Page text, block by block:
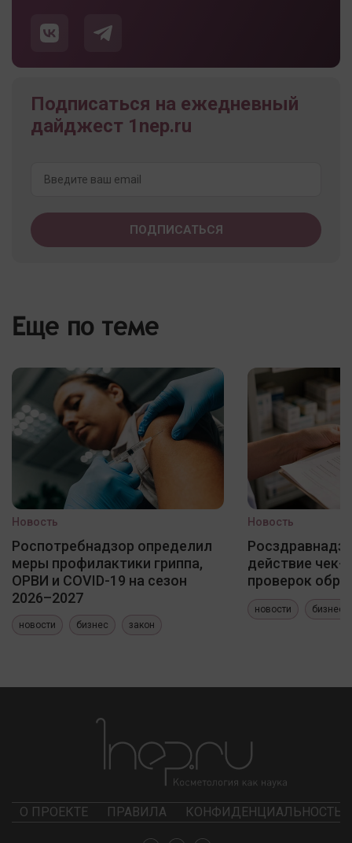
Подписаться на ежедневный
дайджест 1nep.ru
Еще по теме
Новость
Роспотребнадзор определил
меры профилактики гриппа,
ОРВИ и COVID-19 на сезон
2026–2027
новости бизнес закон
Новость
действие чек-
проверок
новости бизнес
О ПРОЕКТЕ ПРАВИЛА КОНФИДЕНЦИАЛЬНОСТЬ